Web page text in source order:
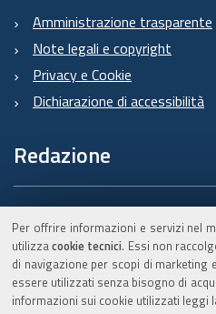
Per offrire informazioni e servizi nel
utilizzacookie tecnici. Essi non
di navigazione per scopi di
essere utilizzati senza bisogno di
informazioni sui cookie utilizzati leggi
Amministrazione trasparente
Note legali e copyright
Privacy e Cookie
Dichiarazione di accessibilità
Redazione
Informazioni sul Burert
e contatti